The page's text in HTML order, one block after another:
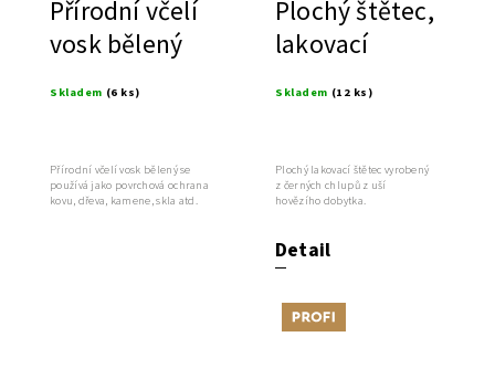
Přírodní včelí
vosk bělený
Skladem (6 ks)
Přírodní včelí vosk bělený se
používá jako povrchová ochrana
kovu, dřeva, kamene, skla atd.
Plochý štětec,
lakovací
Skladem (12 ks)
Detail
Plochý lakovací štětec vyrobený
z černých chlupů z uší
hovězího dobytka.
Tip